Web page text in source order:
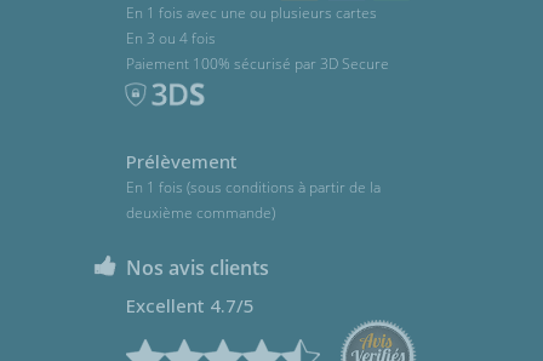
En 1 fois avec une ou plusieurs cartes
En 3 ou 4 fois
Paiement 100% sécurisé par 3D Secure
Prélèvement
En 1 fois (sous conditions à partir de la
deuxième commande)
Nos avis clients
Excellent 4.7/5